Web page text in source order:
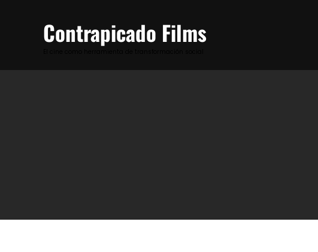
Contrapicado Films